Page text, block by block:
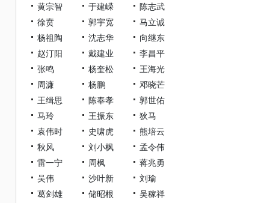
黄宗智
于建嵘
陈志武
徐贲
郭宇宽
马立诚
杨祖陶
沈志华
向继东
赵汀阳
戴建业
李昌平
张鸣
杨奎松
王海光
周濂
杨鹏
邓晓芒
王缉思
陈奉孝
郭世佑
马玲
王振东
狄马
袁伟时
史啸虎
熊培云
秋风
刘小枫
孟令伟
雷一宁
周枫
蒋兆勇
吴伟
沙叶新
刘瑜
葛剑雄
储昭根
吴稼祥